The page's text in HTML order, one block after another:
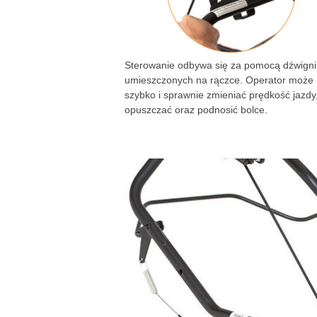
Sterowanie odbywa się za pomocą dźwigni
umieszczonych na rączce. Operator może
szybko i sprawnie zmieniać prędkość
opuszczać oraz podnosić bolce.